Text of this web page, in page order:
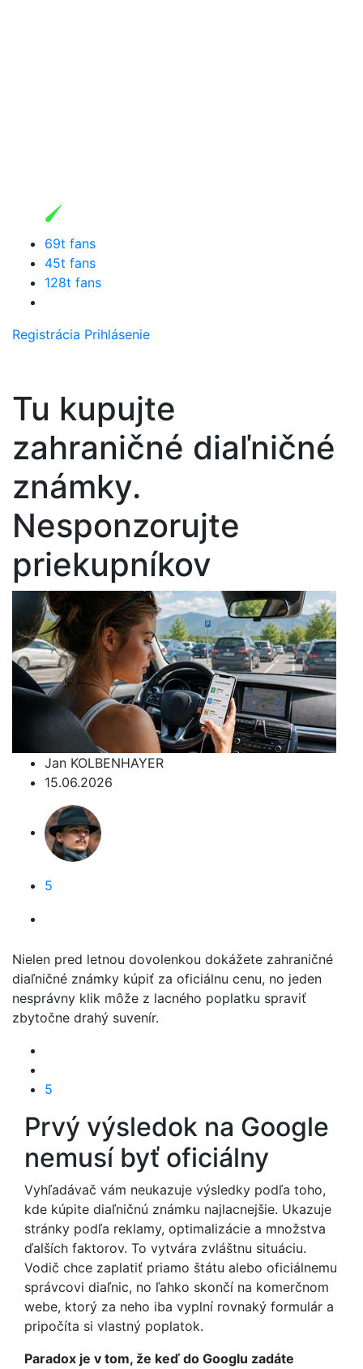
69t fans
45t fans
128t fans
Registrácia Prihlásenie
Tu kupujte
zahraničné diaľničné
známky.
Nesponzorujte
priekupníkov
Jan KOLBENHAYER
15.06.2026
5
Nielen pred letnou dovolenkou dokážete zahraničné
diaľničné známky kúpiť za oficiálnu cenu, no jeden
nesprávny klik môže z lacného poplatku spraviť
zbytočne drahý suvenír.
5
Prvý výsledok na Google
nemusí byť oficiálny
Vyhľadávač vám neukazuje výsledky podľa toho,
kde kúpite diaľničnú známku najlacnejšie. Ukazuje
stránky podľa reklamy, optimalizácie a množstva
ďalších faktorov. To vytvára zvláštnu situáciu.
Vodič chce zaplatiť priamo štátu alebo oficiálnemu
správcovi diaľnic, no ľahko skončí na komerčnom
webe, ktorý za neho iba vyplní rovnaký formulár a
pripočíta si vlastný poplatok.
Paradox je v tom, že keď do Googlu zadáte